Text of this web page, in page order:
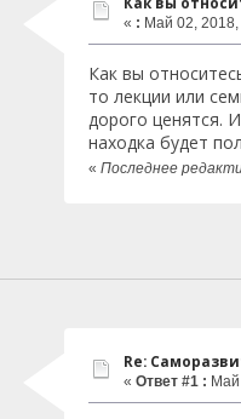
« : Май 02,
Как вы
то лекции или
дорого ценятся.
находка будет
« Последнее
Re:
« Ответ #1 : Май